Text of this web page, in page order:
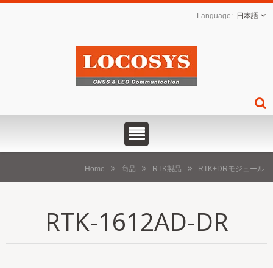
日本語
Home 商品 RTK製品 RTK+DRモジュール
RTK-1612AD-DR